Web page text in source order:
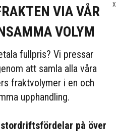
X
VIA VÅR
VOLYM
fullpris? Vi pressar
att samla alla våra
fraktvolymer i en och
upphandling.
på över